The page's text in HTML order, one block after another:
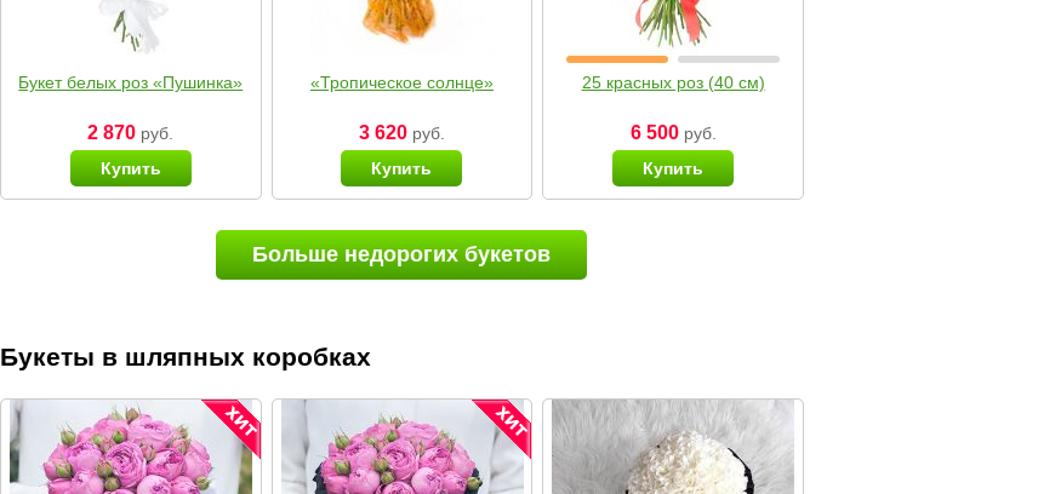
Букет белых роз «Пушинка»
2 870 руб.
Купить
«Тропическое солнце»
3 620руб.
Купить
25 красных роз (40 см)
6 500руб.
Купить
Больше недорогих букетов
Букеты в шляпных коробках